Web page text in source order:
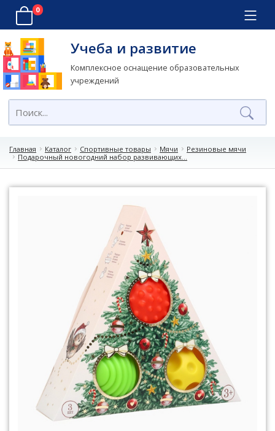
0
Учеба и развитие
Комплексное оснащение образовательных
учреждений
Главная Каталог Спортивные товары Мячи
Резиновые мячи
Подарочный новогодний набор развивающих...